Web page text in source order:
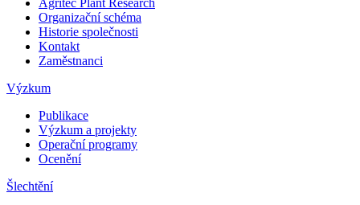
Agritec Plant Research
Organizační schéma
Historie společnosti
Kontakt
Zaměstnanci
Výzkum
Publikace
Výzkum a projekty
Operační programy
Ocenění
Šlechtění